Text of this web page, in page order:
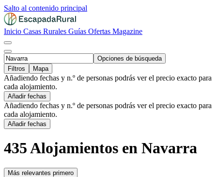
Salto al contenido principal
Inicio Casas Rurales Guías Ofertas Magazine
Opciones de búsqueda
Filtros
Mapa
Añadiendo fechas y n.º de personas podrás ver el precio exacto para
cada alojamiento.
Añadir fechas
Añadiendo fechas y n.º de personas podrás ver el precio exacto para
cada alojamiento.
Añadir fechas
435 Alojamientos en Navarra
Más relevantes primero